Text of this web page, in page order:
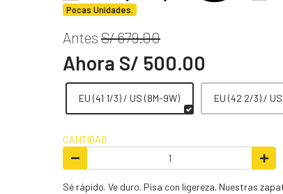
Pocas Unidades.
Antes S/ 679.00
Ahora S/ 500.00
EU (41 1/3) / US (8M-9W) EU (42 2/3) /
CANTIDAD
Sé rápido. Ve duro. Pisa con ligereza. Nuestras